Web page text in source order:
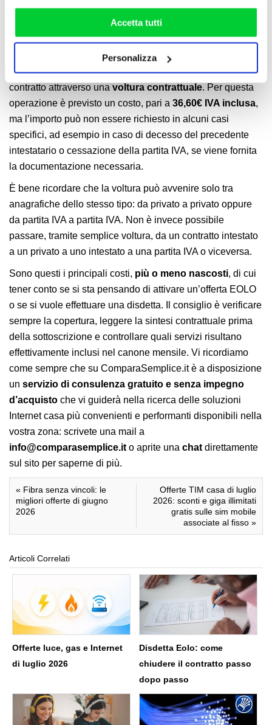
rifiutare o personalizzare il tuo consenso: cliccando sul
tasto "Accetta tutti”, selezionando le diverse categorie di
Accetta tutti
Personalizza
Anche con EOLO è possibile modificare l’intestatario del
contratto attraverso una voltura contrattuale. Per questa
operazione è previsto un costo, pari a 36,60€ IVA inclusa,
ma l’importo può non essere richiesto in alcuni casi
specifici, ad esempio in caso di decesso del precedente
intestatario o cessazione della partita IVA, se viene fornita
la documentazione necessaria.
È bene ricordare che la voltura può avvenire solo tra
anagrafiche dello stesso tipo: da privato a privato oppure
da partita IVA a partita IVA. Non è invece possibile
passare, tramite semplice voltura, da un contratto intestato
a un privato a uno intestato a una partita IVA o viceversa.
Sono questi i principali costi, più o meno nascosti, di cui
tener conto se si sta pensando di attivare un’offerta EOLO
o se si vuole effettuare una disdetta. Il consiglio è verificare
sempre la copertura, leggere la sintesi contrattuale prima
della sottoscrizione e controllare quali servizi risultano
effettivamente inclusi nel canone mensile. Vi ricordiamo
come sempre che su ComparaSemplice.it è a disposizione
un servizio di consulenza gratuito e senza impegno
d’acquisto che vi guiderà nella ricerca delle soluzioni
Internet casa più convenienti e performanti disponibili nella
vostra zona: scrivete una mail a
info@comparasemplice.it o aprite una chat direttamente
sul sito per saperne di più.
« Fibra senza vincoli: le
migliori offerte di giugno
2026
Offerte TIM casa di luglio
2026: sconti e giga illimitati
gratis sulle sim mobile
associate al fisso »
Articoli Correlati
Offerte luce, gas e Internet
di luglio 2026
Disdetta Eolo: come
chiudere il contratto passo
dopo passo